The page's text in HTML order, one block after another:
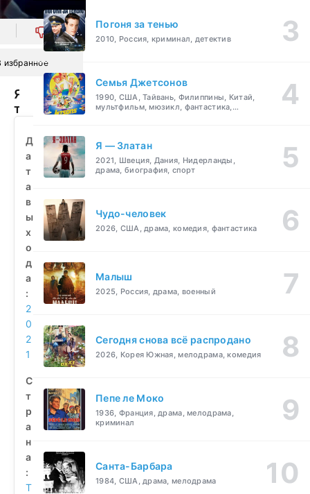
0
избранное
Я
так
тебя
ждал
(2021)
смотреть
бесплатно
Д
а
т
а
в
ы
х
о
д
а
:
2
0
2
1
С
т
р
а
н
а
:
Т
Погоня за тенью
2010, Россия, криминал, детектив
Семья Джетсонов
1990, США, Тайвань, Филиппины, Китай,
мультфильм, мюзикл, фантастика,
Я — Златан
2021, Швеция, Дания, Нидерланды,
драма, биография, спорт
Чудо-человек
2026, США, драма, комедия, фантастика
Малыш
2025, Россия, драма, военный
Сегодня снова всё распродано
2026, Корея Южная, мелодрама, комедия
Пепе ле Моко
1936, Франция, драма, мелодрама,
криминал
Санта-Барбара
1984, США, драма, мелодрама